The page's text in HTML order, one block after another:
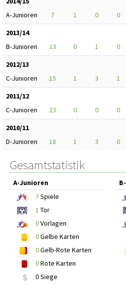
A-Junioren
7 1 0 0
2013/14
B-Junioren
13 0 1 0
2012/13
C-Junioren
15 1 3 1
2011/12
C-Junioren
23 0 0 0
2010/11
D-Junioren
18 1 3 0
Gesamtstatistik
A-Junioren
7Spiele
1 Tor
0Vorlagen
0Gelbe Karten
0Gelb-Rote Karten
0Rote Karten
S 0 Siege